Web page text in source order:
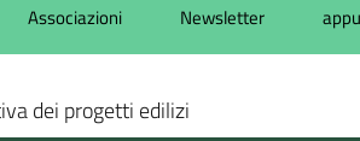
Associazioni
Newsletter
dei progetti edilizi